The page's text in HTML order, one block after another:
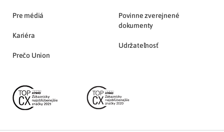
Pre médiá
Kariéra
Prečo Union
Povinne zverejnené
dokumenty
Udržateľnosť